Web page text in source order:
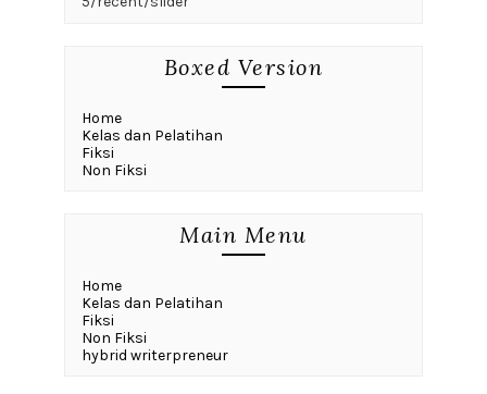
Boxed Version
Home
Kelas dan Pelatihan
Fiksi
Non Fiksi
Main Menu
Home
Kelas dan Pelatihan
Fiksi
Non Fiksi
hybrid writerpreneur